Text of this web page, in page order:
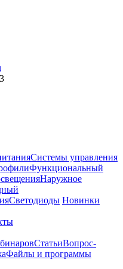
Системы управления
Функциональный
Наружное
Светодиоды Новинки
СтатьиВопрос-
Файлы и программы